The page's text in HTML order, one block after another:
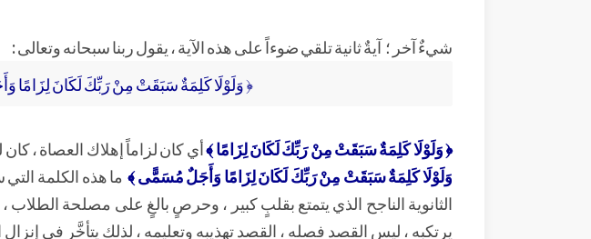
شيءٌ آخر ؛ آيةٌ ثانية تلقي ضوءاً على هذه الآية ، يقول ربنا سبحانه وتعالى :
﴿ وَلَوْلَا كَلِمَةٌ سَبَقَتْ مِنْ رَبِّكَ لَكَانَ لِزَامًا
﴿ وَلَوْلَا كَلِمَةٌ سَبَقَتْ مِنْ رَبِّكَ لَكَانَ لِزَامًا ﴾أي كان لزاماً إهلاك العصاة ، كان
وَلَوْلَا كَلِمَةٌ سَبَقَتْ مِنْ رَبِّكَ لَكَانَ لِزَامًا وَأَجَلٌ مُسَمًّى ﴾ ما هذه الكلمة
الثانوية الناجح الذي يتمتع بقلبٍ كبير ، وحرصٍ بالغٍ على مصلحة
يرتكبه ، ليس القصد فصله ، القصد تهذيبه وتعليمه ، لذلك يتأخَّر في